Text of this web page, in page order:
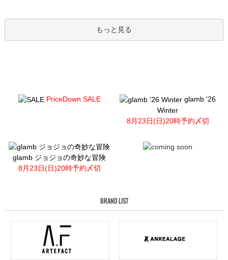
もっと見る
PriceDown SALE
glamb '26
Winter
8月23日(日)20時予約〆切
glamb ジョジョの奇妙な冒険
8月23日(日)20時予約〆切
BRAND LIST